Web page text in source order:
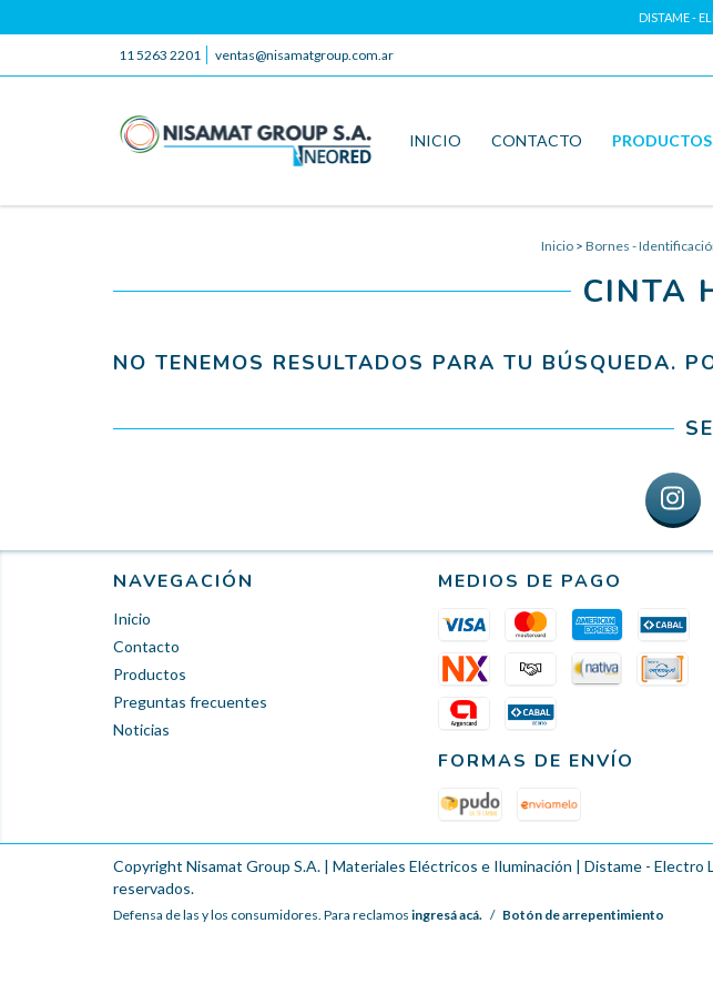
DISTAME -
11 5263 2201 ventas@nisamatgroup.com.ar
INICIO CONTACTO PRODUCTOS
Inicio > Bornes -
CINTA
NO TENEMOS RESULTADOS PARA TU BÚSQUEDA.
NAVEGACIÓN
Inicio
Contacto
Productos
Preguntas frecuentes
Noticias
MEDIOS DE PAGO
FORMAS DE ENVÍO
Copyright Nisamat Group S.A. | Materiales Eléctricos e Iluminación | Distame - Electro
reservados.
Defensa de las y los consumidores. Para reclamos ingresá acá. / Botón de arrepentimiento